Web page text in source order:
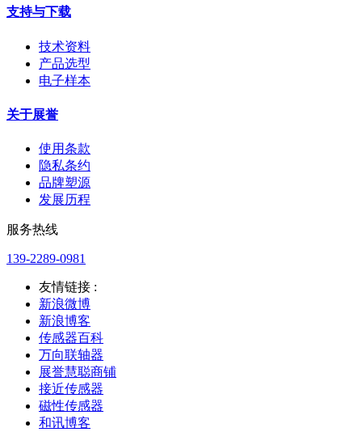
支持与下载
技术资料
产品选型
电子样本
关于展誉
使用条款
隐私条约
品牌塑源
发展历程
服务热线
139-2289-0981
友情链接 :
新浪微博
新浪博客
传感器百科
万向联轴器
展誉慧聪商铺
接近传感器
磁性传感器
和讯博客